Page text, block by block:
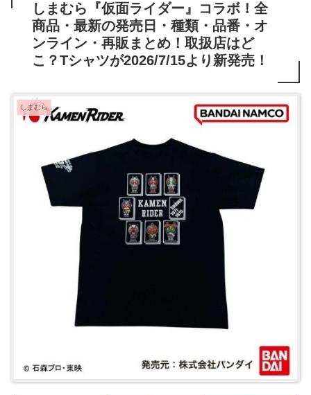
しまむら『仮面ライダー』コラボ！全
商品・最新の発売日・種類・品番・オ
ンライン・再販まとめ！取扱店はど
こ？Tシャツが2026/7/15より新発売！
しまむら